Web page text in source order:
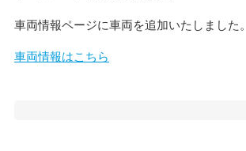
車両情報ページに車両を追加いたしました。
車両情報はこちら